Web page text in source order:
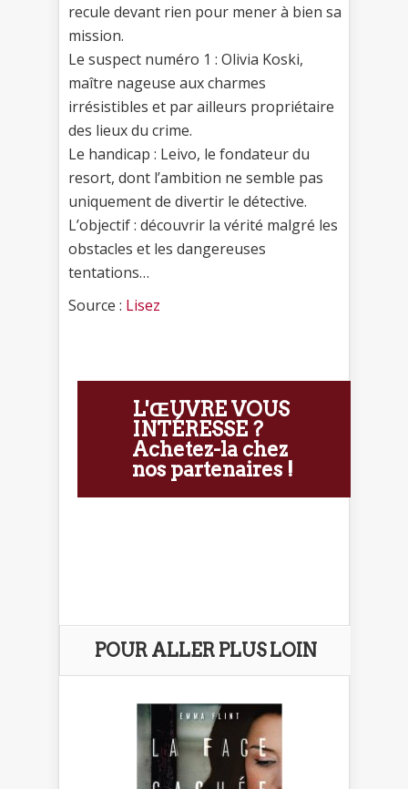
recule devant rien pour mener à bien sa
mission.
Le suspect numéro 1 : Olivia Koski,
maître nageuse aux charmes
irrésistibles et par ailleurs propriétaire
des lieux du crime.
Le handicap : Leivo, le fondateur du
resort, dont l’ambition ne semble pas
uniquement de divertir le détective.
L’objectif : découvrir la vérité malgré les
obstacles et les dangereuses
tentations…
Source : Lisez
L'ŒUVRE VOUS
INTÉRESSE ?
Achetez-la chez
nos partenaires !
POUR ALLER PLUS LOIN